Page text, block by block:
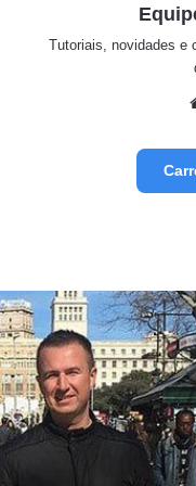
Tutoriais, novidades e